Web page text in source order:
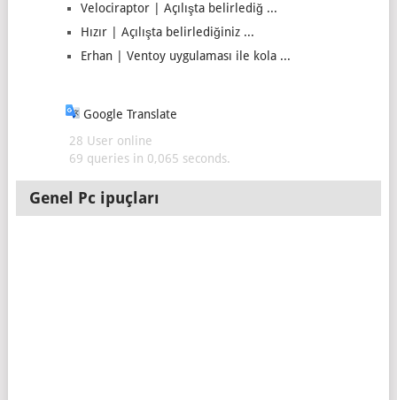
Velociraptor | Açılışta belirlediğ ...
Hızır | Açılışta belirlediğiniz ...
Erhan | Ventoy uygulaması ile kola ...
Google Translate
28 User online
69 queries in 0,065 seconds.
Genel Pc ipuçları